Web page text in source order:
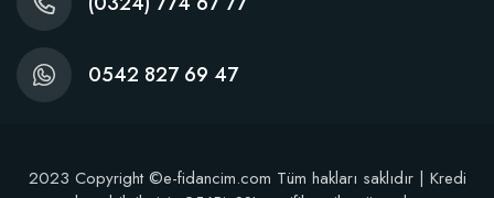
0542 827 69 47
2023 Copyright ©e-fidancim.com Tüm hakları saklıdır | Kredi